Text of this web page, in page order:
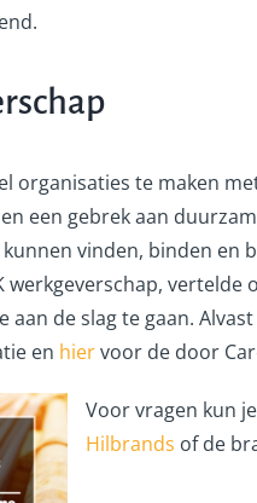
organisaties te maken
een gebrek aan
vinden, binden en
werkgeverschap, vertelde
de slag te gaan.
en hiervoor de door
Voor vragen kun
Hilbrands of de